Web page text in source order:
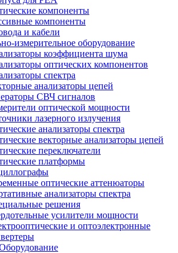
компоненты
компоненты
и кабели
измерительное оборудование
коэффициента шума
оптических компонентов
спектра
анализаторы цепей
СВЧ сигналов
оптической мощности
лазерного излучения
анализаторы спектра
векторные анализаторы цепей
переключатели
платформы
оптические аттенюаторы
анализаторы спектра
решения
усилители мощности
и оптоэлектронные